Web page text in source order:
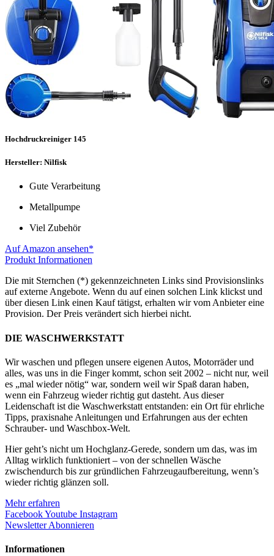
Hochdruckreiniger 145
Hersteller: Nilfisk
Gute Verarbeitung
Metallpumpe
Viel Zubehör
Auf Amazon ansehen*
Produkt Informationen
Die mit Sternchen (*) gekennzeichneten Links sind Provisionslinks
auf externe Angebote. Wenn du auf einen solchen Link klickst und
über diesen Link einen Kauf tätigst, erhalten wir vom Anbieter eine
Provision. Der Preis verändert sich hierbei nicht.
DIE WASCHWERKSTATT
Wir waschen und pflegen unsere eigenen Autos, Motorräder und
alles, was uns in die Finger kommt, schon seit 2002 – nicht nur, weil
es „mal wieder nötig“ war, sondern weil wir Spaß daran haben,
wenn ein Fahrzeug wieder richtig gut dasteht. Aus dieser
Leidenschaft ist die Waschwerkstatt entstanden: ein Ort für ehrliche
Tipps, praxisnahe Anleitungen und Erfahrungen aus der echten
Schrauber- und Waschbox-Welt.
Hier geht’s nicht um Hochglanz-Gerede, sondern um das, was im
Alltag wirklich funktioniert – von der schnellen Wäsche
zwischendurch bis zur gründlichen Fahrzeugaufbereitung, wenn’s
wieder richtig glänzen soll.
Mehr erfahren
FacebookYoutube Instagram
Newsletter Abonnieren
Informationen